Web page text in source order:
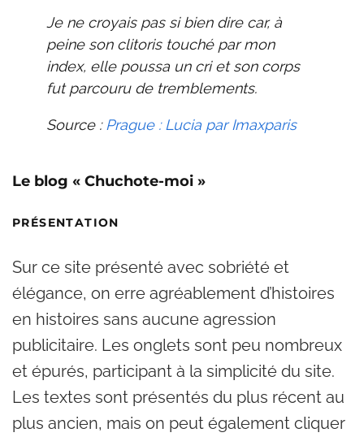
Je ne croyais pas si bien dire car, à
peine son clitoris touché par mon
index, elle poussa un cri et son corps
fut parcouru de tremblements.
Source : Prague : Lucia par Imaxparis
Le blog « Chuchote-moi »
PRÉSENTATION
Sur ce site présenté avec sobriété et
élégance, on erre agréablement d’histoires
en histoires sans aucune agression
publicitaire. Les onglets sont peu nombreux
et épurés, participant à la simplicité du site.
Les textes sont présentés du plus récent au
plus ancien, mais on peut également cliquer